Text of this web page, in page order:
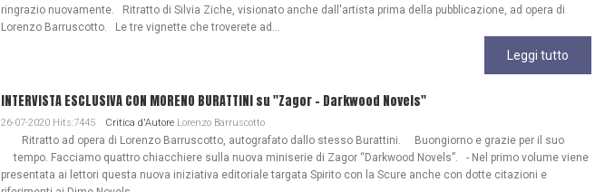
ringrazio nuovamente. Ritratto di Silvia Ziche, visionato anche dall'artista prima della pubblicazione, ad opera di
Lorenzo Barruscotto. Le tre vignette che troverete ad...
Leggi tutto
INTERVISTA ESCLUSIVA CON MORENO BURATTINI su "Zagor - Darkwood Novels"
26-07-2020 Hits:7445 Critica d'AutoreLorenzo Barruscotto
Ritratto ad opera di Lorenzo Barruscotto, autografato dallo stesso Burattini. Buongiorno e grazie per il suo
tempo. Facciamo quattro chiacchiere sulla nuova miniserie di Zagor “Darkwood Novels”. - Nel primo volume viene
presentata ai lettori questa nuova iniziativa editoriale targata Spirito con la Scure anche con dotte citazioni e